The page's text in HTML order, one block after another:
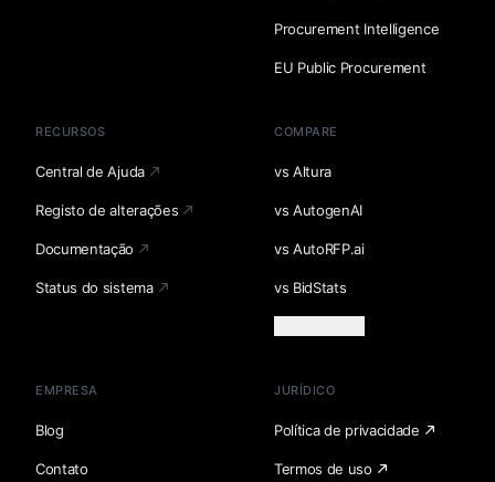
Procurement Intelligence
EU Public Procurement
RECURSOS
Central de Ajuda
Registo de alterações
Documentação
Status do sistema
COMPARE
vs Altura
vs AutogenAI
vs AutoRFP.ai
vs BidStats
EMPRESA
Blog
Contato
JURÍDICO
Política de privacidade
Termos de uso